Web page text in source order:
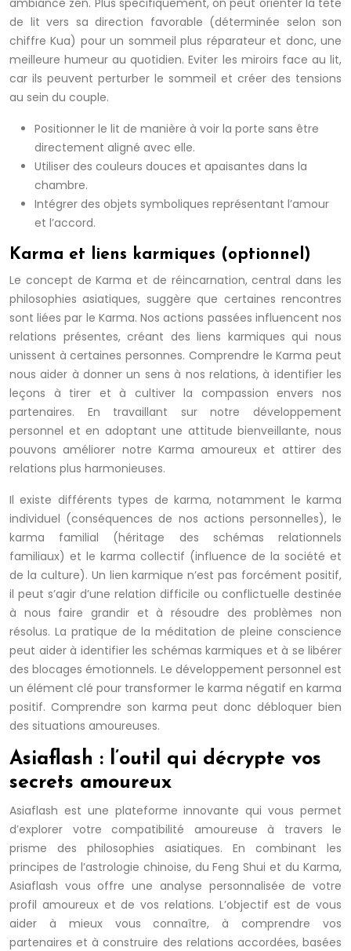
ambiance zen. Plus spécifiquement, on peut orienter la tête
de lit vers sa direction favorable (déterminée selon son
chiffre Kua) pour un sommeil plus réparateur et donc, une
meilleure humeur au quotidien. Eviter les miroirs face au lit,
car ils peuvent perturber le sommeil et créer des tensions
au sein du couple.
Positionner le lit de manière à voir la porte sans être
directement aligné avec elle.
Utiliser des couleurs douces et apaisantes dans la
chambre.
Intégrer des objets symboliques représentant l’amour
et l’accord.
Karma et liens karmiques (optionnel)
Le concept de Karma et de réincarnation, central dans les
philosophies asiatiques, suggère que certaines rencontres
sont liées par le Karma. Nos actions passées influencent nos
relations présentes, créant des liens karmiques qui nous
unissent à certaines personnes. Comprendre le Karma peut
nous aider à donner un sens à nos relations, à identifier les
leçons à tirer et à cultiver la compassion envers nos
partenaires. En travaillant sur notre développement
personnel et en adoptant une attitude bienveillante, nous
pouvons améliorer notre Karma amoureux et attirer des
relations plus harmonieuses.
Il existe différents types de karma, notamment le karma
individuel (conséquences de nos actions personnelles), le
karma familial (héritage des schémas relationnels
familiaux) et le karma collectif (influence de la société et
de la culture). Un lien karmique n’est pas forcément positif,
il peut s’agir d’une relation difficile ou conflictuelle destinée
à nous faire grandir et à résoudre des problèmes non
résolus. La pratique de la méditation de pleine conscience
peut aider à identifier les schémas karmiques et à se libérer
des blocages émotionnels. Le développement personnel est
un élément clé pour transformer le karma négatif en karma
positif. Comprendre son karma peut donc débloquer bien
des situations amoureuses.
Asiaflash : l’outil qui décrypte vos
secrets amoureux
Asiaflash est une plateforme innovante qui vous permet
d’explorer votre compatibilité amoureuse à travers le
prisme des philosophies asiatiques. En combinant les
principes de l’astrologie chinoise, du Feng Shui et du Karma,
Asiaflash vous offre une analyse personnalisée de votre
profil amoureux et de vos relations. L’objectif est de vous
aider à mieux vous connaître, à comprendre vos
partenaires et à construire des relations accordées, basées